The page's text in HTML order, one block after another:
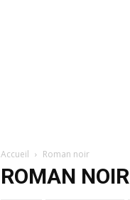
Accueil Roman noir
ROMAN NOIR